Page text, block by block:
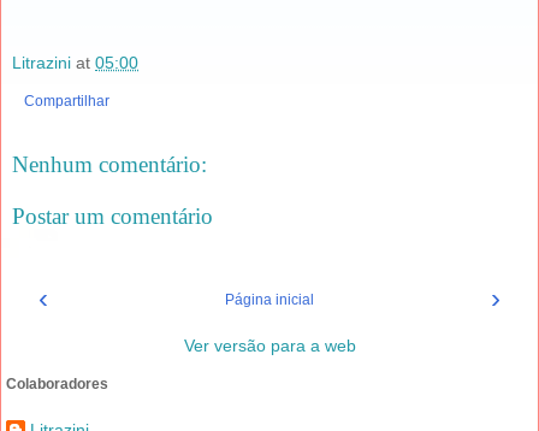
Litrazini at 05:00
Compartilhar
Nenhum comentário:
Postar um comentário
‹ ›
Página inicial
Ver versão para a web
Colaboradores